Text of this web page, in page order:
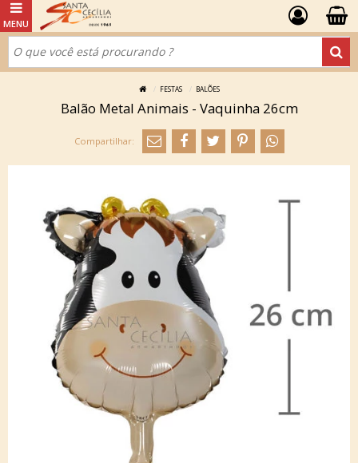
FESTAS BALÕES
Balão Metal Animais - Vaquinha 26cm